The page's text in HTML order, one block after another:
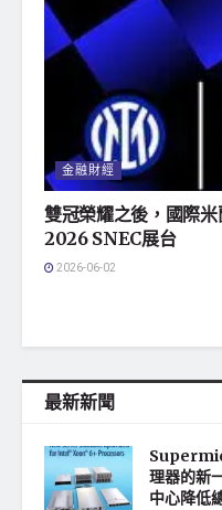
金融財經
雙冠榮耀之後，國際
2026 SNEC展台
2026-06-02
最新新聞
理器的新
中心降低